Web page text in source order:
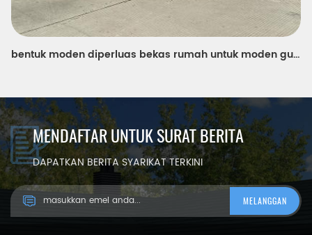
bentuk moden diperluas bekas rumah untuk moden guru portable asrama di Eropah
MENDAFTAR UNTUK SURAT BERITA
DAPATKAN BERITA SYARIKAT TERKINI